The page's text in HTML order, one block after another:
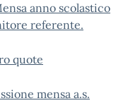
anno scolastico
referente.
quote
mensa a.s.